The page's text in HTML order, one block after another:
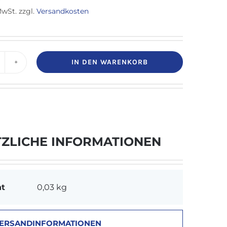
zzgl.Versandkosten
IN DEN WARENKORB
INFORMATIONEN
0,03 kg